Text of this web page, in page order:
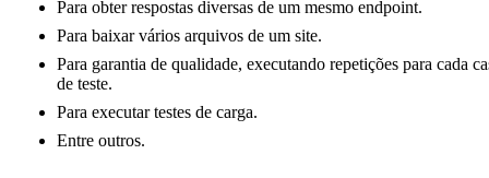
Para obter respostas diversas de um mesmo endpoint.
Para baixar vários arquivos de um site.
Para garantia de qualidade, executando repetições para cada
de teste.
Para executar testes de carga.
Entre outros.